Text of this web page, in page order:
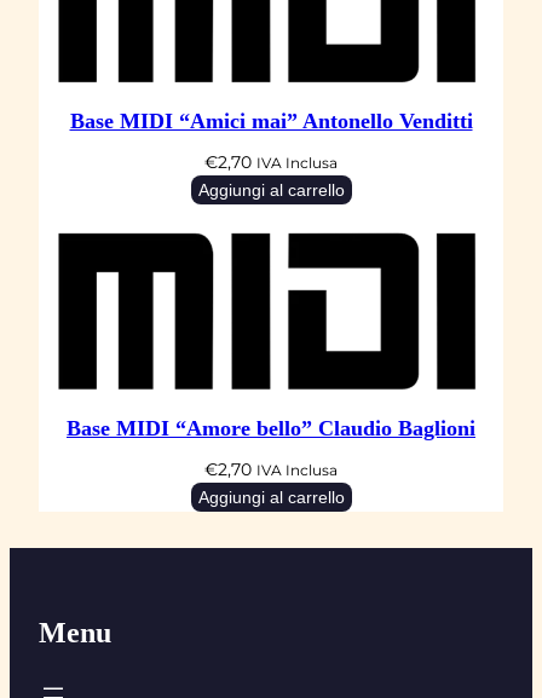
Base MIDI “Amici mai” Antonello Venditti
€2,70 IVA Inclusa
Aggiungi al carrello
Base MIDI “Amore bello” Claudio Baglioni
€2,70 IVA Inclusa
Aggiungi al carrello
Menu